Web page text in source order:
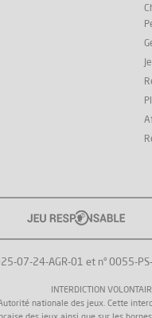
07-24-AGR-01 et n° 0055-
INTERDICTION
nationale des jeux. Cette